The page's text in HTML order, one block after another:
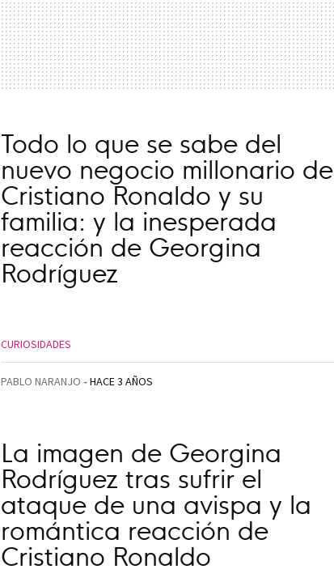
Todo lo que se sabe del
nuevo negocio millonario de
Cristiano Ronaldo y su
familia: y la inesperada
reacción de Georgina
Rodríguez
CURIOSIDADES
PABLO NARANJO HACE 3 AÑOS
La imagen de Georgina
Rodríguez tras sufrir el
ataque de una avispa y la
romántica reacción de
Cristiano Ronaldo